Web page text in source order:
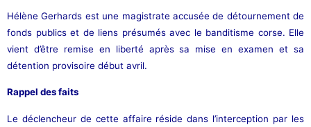
Hélène Gerhards est une magistrate accusée de détournement de
fonds publics et de liens présumés avec le banditisme corse. Elle
vient d’être remise en liberté après sa mise en examen et sa
détention provisoire début avril.
Rappel des faits
Le déclencheur de cette affaire réside dans l’interception par les